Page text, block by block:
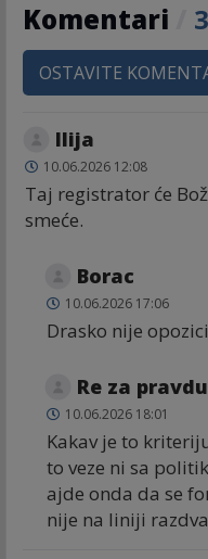
Komentari
OSTAVITE
Ilija
10.06.2026 12:08
Taj registrator će
smeće.
Borac
10.06.2026 17:06
Drasko nije
Re za pravdu
10.06.2026 18:01
Kakav je to
to veze ni sa
ajde onda da se
nije na liniji